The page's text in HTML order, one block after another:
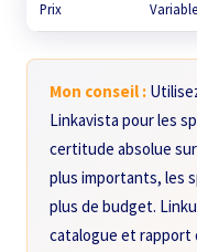
Prix Variable
Mon conseil :
Linkavista pour les
certitude absolue
plus importants, les
plus de budget.
catalogue et rapport